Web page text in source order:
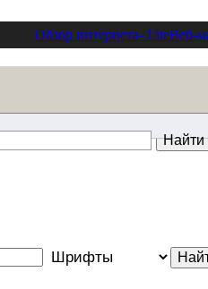
Обзор интернета- LiteВеб-